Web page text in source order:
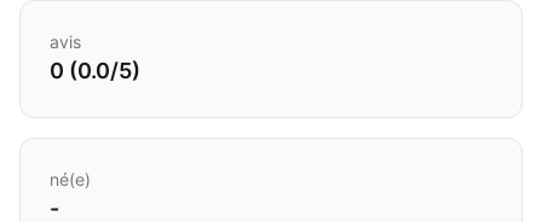
avis
0 (0.0/5)
né(e)
-